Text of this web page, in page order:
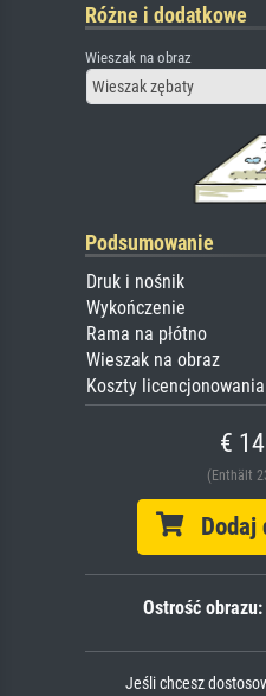
Różne i dodatkowe
Wieszak na obraz
Wieszak zębaty
Podsumowanie
Druk i nośnik
Wykończenie
Rama na płótno
Wieszak na obraz
Koszty licencjonowania
€
(Enthält
Dodaj
Ostrość obrazu:
Jeśli chcesz